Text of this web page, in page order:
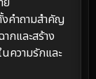
คำถามสำคัญ
กและสร้าง
ความรักและ